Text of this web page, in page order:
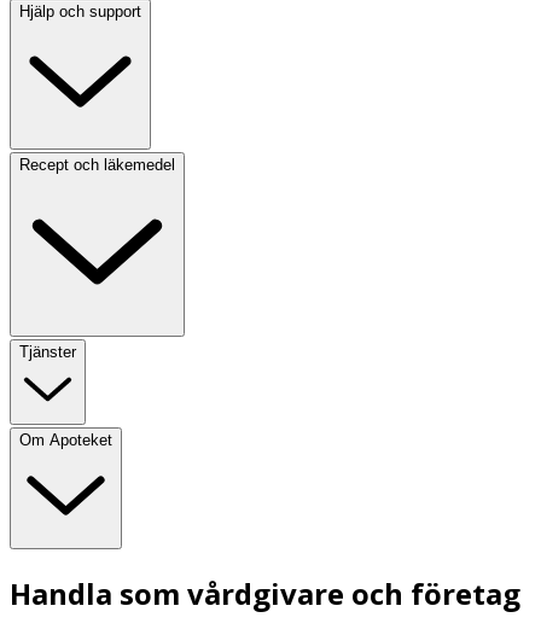
Hjälp och support
Recept och läkemedel
Tjänster
Om Apoteket
Handla som vårdgivare och företag